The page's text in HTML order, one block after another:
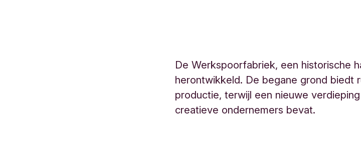
De Werkspoorfabriek, een historische
herontwikkeld. De begane grond biedt
productie, terwijl een nieuwe
creatieve ondernemers bevat.